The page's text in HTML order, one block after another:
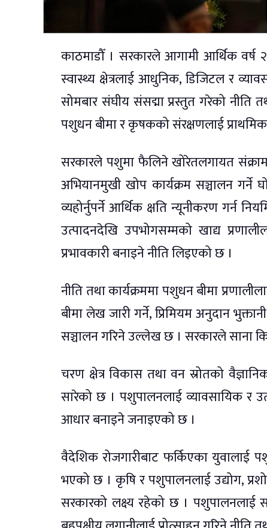
काठमाडौँ । सरकारले आगामी आर्थिक वर्ष
स्वास्थ्य क्षेत्रलाई आधुनिक, डिजिटल र
सोमबार संघीय संसद्मा प्रस्तुत गरेको नीति
पशुधन बीमा र कृषकको संरक्षणलाई
सरकारले पशुमा फैलिने खोरेतलगायत
अभियानमुखी खोप कार्यक्रम सञ्चालन
व्यहोर्नुपर्ने आर्थिक क्षति न्यूनीकरण गर्न
उत्पादनदेखि उपभोगसम्मको खाद्य
प्रभावकारी बनाइने नीति लिइएको छ ।
नीति तथा कार्यक्रममा पशुधन बीमा
बीमा लेख जारी गर्ने, प्रिमियम अनुदान
सञ्चालन गरिने उल्लेख छ । सरकारले साना
चरण क्षेत्र विकास तथा वन स्रोतको
सारेको छ । पशुपालनलाई व्यावसायिक र
आधार बनाइने जनाइएको छ ।
वैदेशिक रोजगारीबाट फर्किएका युवालाई
भएको छ । कृषि र पशुपालनलाई उद्योग,
सरकारको लक्ष्य रहेको छ । पशुपालनलाई